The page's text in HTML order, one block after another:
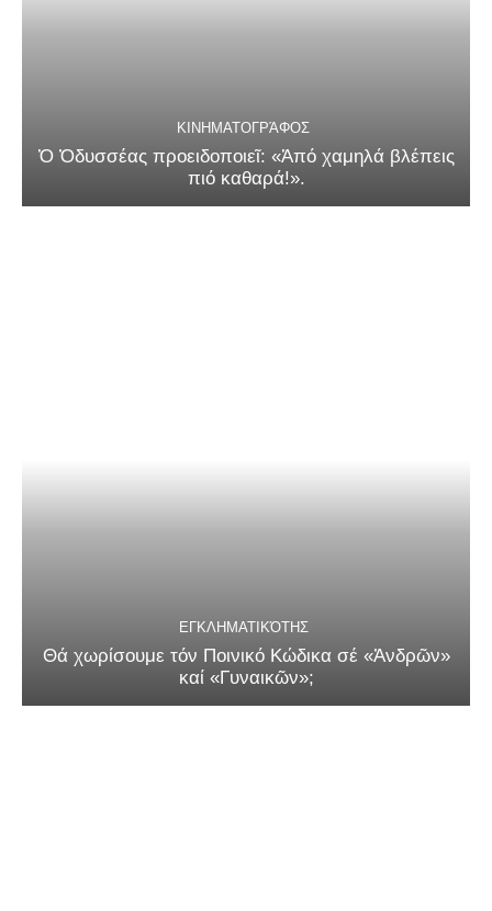
ΚΙΝΗΜΑΤΟΓΡΆΦΟΣ
Ὁ Ὀδυσσέας προειδοποιεῖ: «Ἀπό χαμηλά βλέπεις
πιό καθαρά!».
ΕΓΚΛΗΜΑΤΙΚΌΤΗΣ
Θά χωρίσουμε τόν Ποινικό Κώδικα σέ «Ἀνδρῶν»
καί «Γυναικῶν»;